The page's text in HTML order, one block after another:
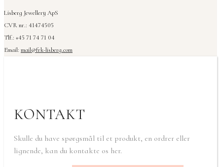
Lisberg Jewellery ApS
CVR nr.: 41474505
Tlf.: +45 71 74 71 04
Email: mail@frk-lisberg.com
KONTAKT
Skulle du have spørgsmål til et produkt, en ordrer eller
lignende, kan du kontakte os her.